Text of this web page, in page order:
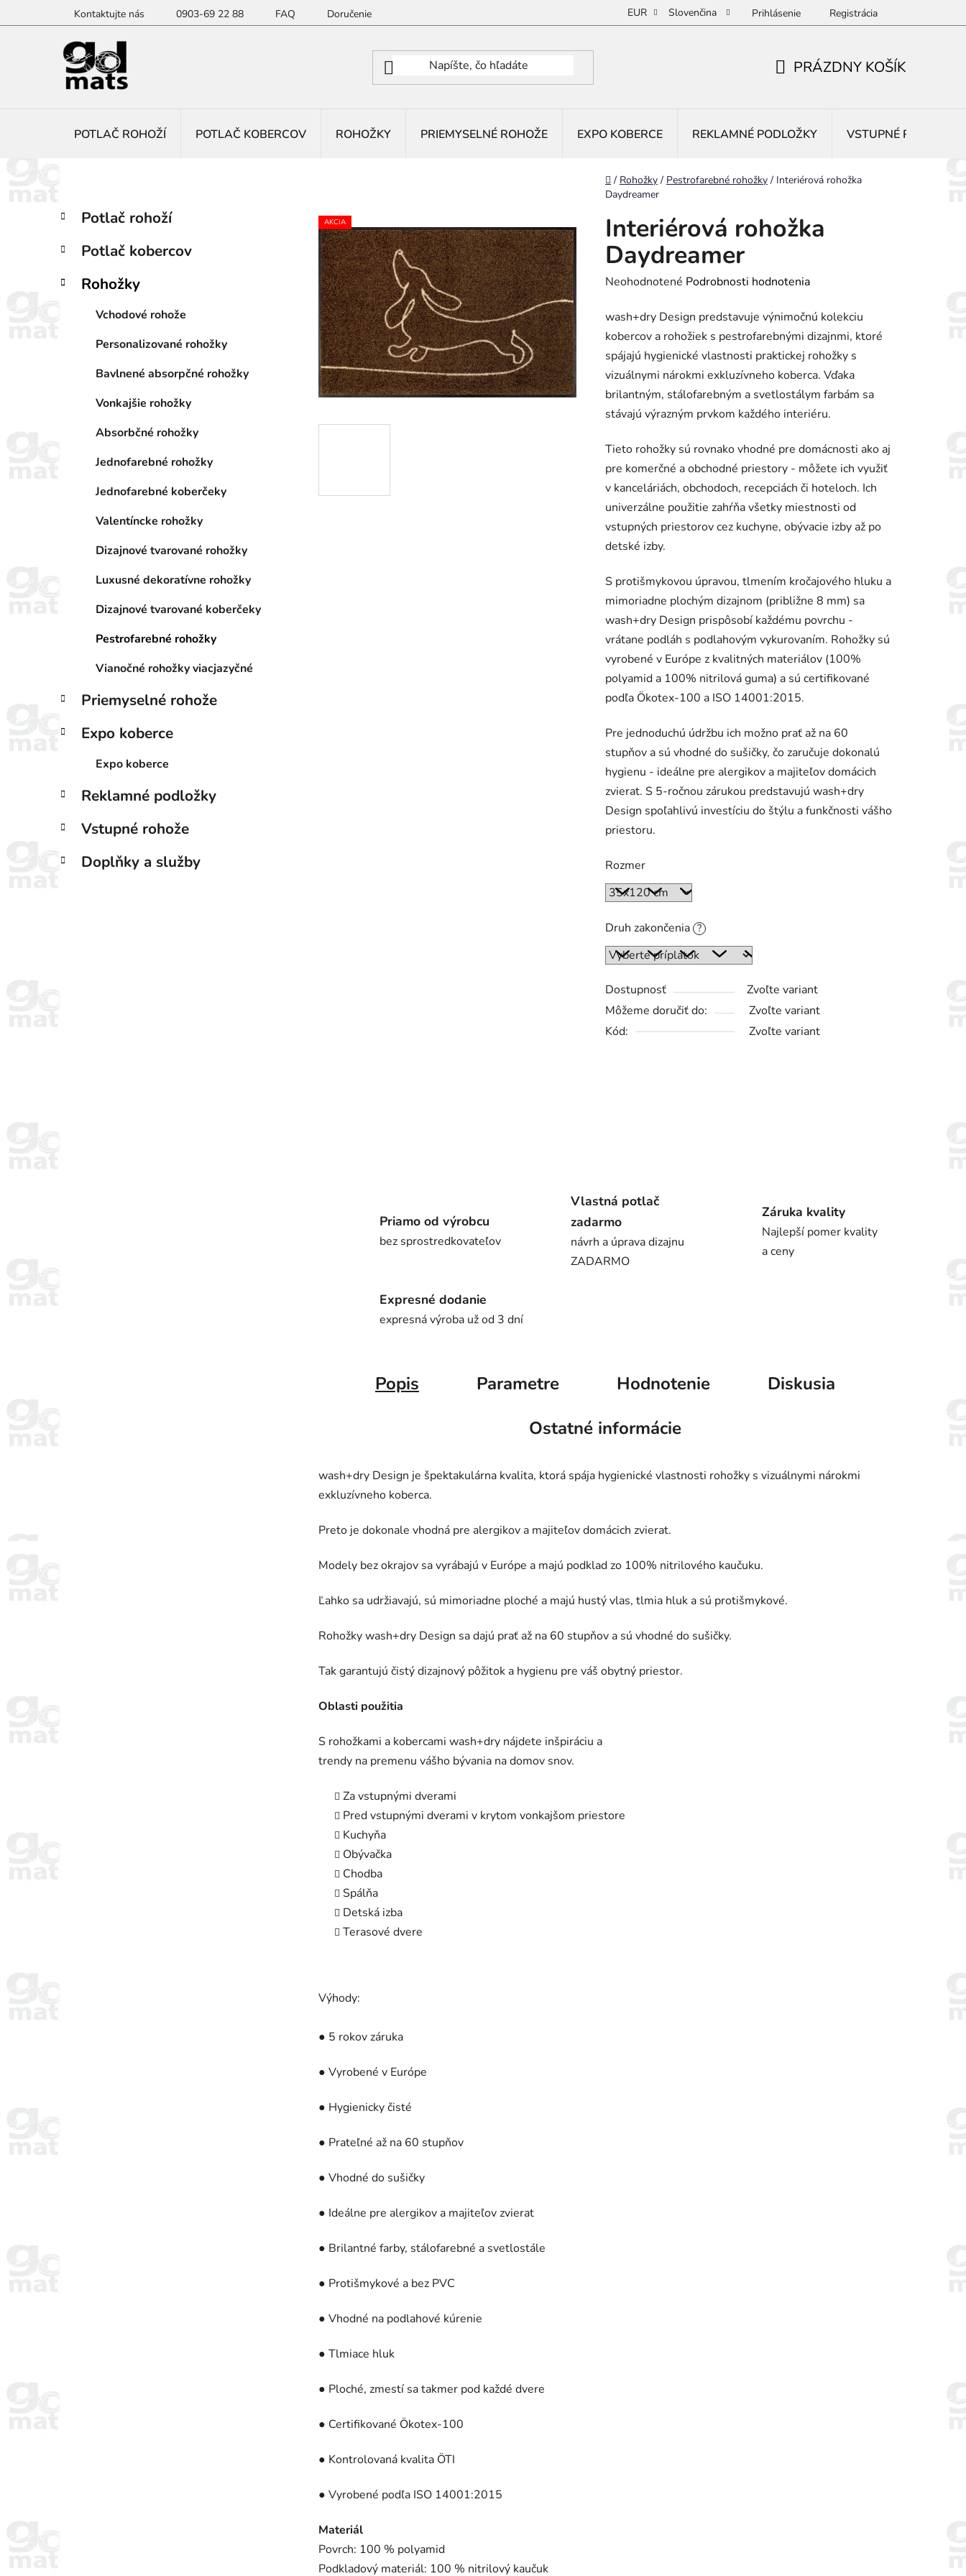
na
Kontaktujte nás 0903-69 22 88 FAQ Doručenie EUR Slovenčina Prihlásenie Registrácia
PRÁZDNY KOŠÍK
POTLAČ ROHOŽÍ POTLAČ KOBERCOV ROHOŽKY PRIEMYSELNÉ ROHOŽE EXPO KOBERCE REKLAMNÉ PODLOŽKY VSTUPNÉ ROHOŽE
Domov
/ Rohožky / Pestrofarebné rohožky / Interiérová rohožka
Daydreamer
B
č
ý
Preskočiť
kategórie
K
a
e
ó
Potlač rohoží
Potlač kobercov
Rohožky
Vchodové rohože
Personalizované rohožky
Bavlnené absorpčné rohožky
Vonkajšie rohožky
Absorbčné rohožky
Jednofarebné rohožky
Jednofarebné koberčeky
Valentíncke rohožky
Dizajnové tvarované rohožky
Luxusné dekoratívne rohožky
Dizajnové tvarované koberčeky
Pestrofarebné rohožky
Vianočné rohožky viacjazyčné
Priemyselné rohože
Expo koberce
Expo koberce
Reklamné podložky
Vstupné rohože
Doplňky a služby
Interiérová rohožka
Daydreamer
Priemerné
produktu
je
0,0
z
5
hviezdičiek.
Neohodnotené Podrobnosti hodnotenia
wash+dry Design predstavuje výnimočnú kolekciu
kobercov a rohožiek s pestrofarebnými dizajnmi, ktoré
spájajú hygienické vlastnosti praktickej rohožky s
vizuálnymi nárokmi exkluzívneho koberca. Vďaka
brilantným, stálofarebným a svetlostálym farbám sa
stávajú výrazným prvkom každého interiéru.
Tieto rohožky sú rovnako vhodné pre domácnosti ako aj
pre komerčné a obchodné priestory - môžete ich využiť
v kanceláriách, obchodoch, recepciách či hoteloch. Ich
univerzálne použitie zahŕňa všetky miestnosti od
vstupných priestorov cez kuchyne, obývacie izby až po
detské izby.
S protišmykovou úpravou, tlmením kročajového hluku a
mimoriadne plochým dizajnom (približne 8 mm) sa
wash+dry Design prispôsobí každému povrchu -
vrátane podláh s podlahovým vykurovaním. Rohožky sú
vyrobené v Európe z kvalitných materiálov (100%
polyamid a 100% nitrilová guma) a sú certifikované
podľa Ökotex-100 a ISO 14001:2015.
Pre jednoduchú údržbu ich možno prať až na 60
stupňov a sú vhodné do sušičky, čo zaručuje dokonalú
hygienu - ideálne pre alergikov a majiteľov domácich
zvierat. S 5-ročnou zárukou predstavujú wash+dry
Design spoľahlivú investíciu do štýlu a funkčnosti vášho
priestoru.
Rozmer
Druh zakončenia ?
Dostupnosť
Zvoľte variant
Môžeme doručiť do:
Zvoľte variant
Kód:
Zvoľte variant
AKCIA
Priamo od výrobcu
bez sprostredkovateľov
Vlastná potlač
zadarmo
návrh a úprava dizajnu
ZADARMO
Záruka kvality
Najlepší pomer kvality
a ceny
Expresné dodanie
expresná výroba už od 3 dní
Popis Parametre Hodnotenie
Diskusia
Ostatné informácie
wash+dry Design je špektakulárna kvalita, ktorá spája hygienické vlastnosti rohožky s vizuálnymi nárokmi
exkluzívneho koberca.
Preto je dokonale vhodná pre alergikov a majiteľov domácich zvierat.
Modely bez okrajov sa vyrábajú v Európe a majú podklad zo 100% nitrilového kaučuku.
Ľahko sa udržiavajú, sú mimoriadne ploché a majú hustý vlas, tlmia hluk a sú protišmykové.
Rohožky wash+dry Design sa dajú prať až na 60 stupňov a sú vhodné do sušičky.
Tak garantujú čistý dizajnový pôžitok a hygienu pre váš obytný priestor.
Oblasti použitia
S rohožkami a kobercami wash+dry nájdete inšpiráciu a
trendy na premenu vášho bývania na domov snov.
Za vstupnými dverami
Pred vstupnými dverami v krytom vonkajšom priestore
Kuchyňa
Obývačka
Chodba
Spálňa
Detská izba
Terasové dvere
Výhody:
● 5 rokov záruka
● Vyrobené v Európe
● Hygienicky čisté
● Prateľné až na 60 stupňov
● Vhodné do sušičky
● Ideálne pre alergikov a majiteľov zvierat
● Brilantné farby, stálofarebné a svetlostále
● Protišmykové a bez PVC
● Vhodné na podlahové kúrenie
● Tlmiace hluk
● Ploché, zmestí sa takmer pod každé dvere
● Certifikované Ökotex-100
● Kontrolovaná kvalita ÖTI
● Vyrobené podľa ISO 14001:2015
Materiál
Povrch: 100 % polyamid
Podkladový materiál: 100 % nitrilový kaučuk